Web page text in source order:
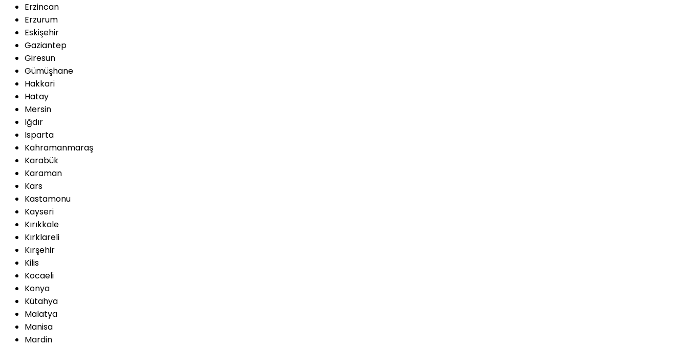
Erzincan
Erzurum
Eskişehir
Gaziantep
Giresun
Gümüşhane
Hakkari
Hatay
Mersin
Iğdır
Isparta
Kahramanmaraş
Karabük
Karaman
Kars
Kastamonu
Kayseri
Kırıkkale
Kırklareli
Kırşehir
Kilis
Kocaeli
Konya
Kütahya
Malatya
Manisa
Mardin